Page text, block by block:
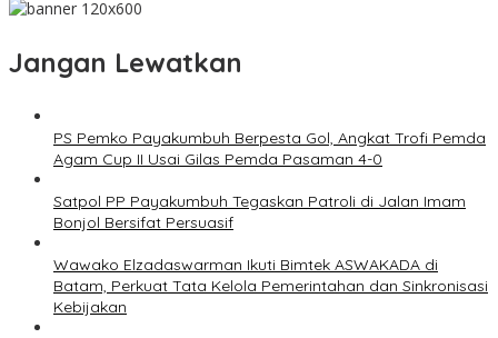
Jangan Lewatkan
PS Pemko Payakumbuh Berpesta Gol, Angkat Trofi Pemda
Agam Cup II Usai Gilas Pemda Pasaman 4-0
Satpol PP Payakumbuh Tegaskan Patroli di Jalan Imam
Bonjol Bersifat Persuasif
Wawako Elzadaswarman Ikuti Bimtek ASWAKADA di
Batam, Perkuat Tata Kelola Pemerintahan dan Sinkronisasi
Kebijakan